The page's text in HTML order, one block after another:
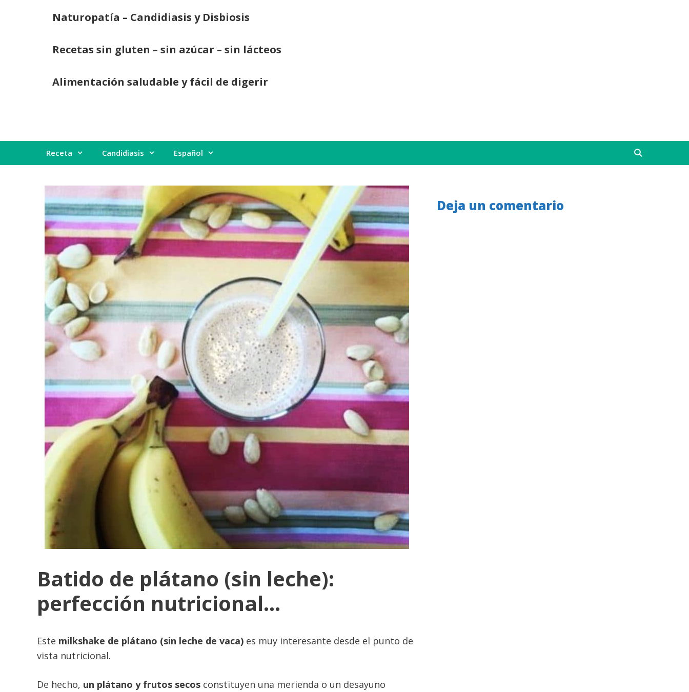
Naturopatía – Candidiasis y Disbiosis
Recetas sin gluten – sin azúcar – sin lácteos
Alimentación saludable y fácil de digerir
Receta Candidiasis Español
Batido de plátano (sin leche):
perfección nutricional…
Este milkshake de plátano (sin leche de vaca) es muy interesante desde el punto de
vista nutricional.
De hecho, un plátano y frutos secos constituyen una merienda o un desayuno
Deja un comentario